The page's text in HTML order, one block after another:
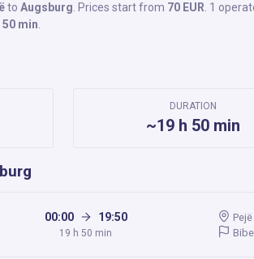
to Augsburg . Prices start from 70 EUR . 1
50 min
DURATION
~19 h 50 min
00:00 19:50
19 h 50 min